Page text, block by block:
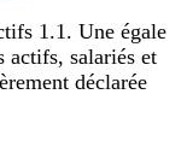
1.1. Une égale
actifs, salariés et
déclarée